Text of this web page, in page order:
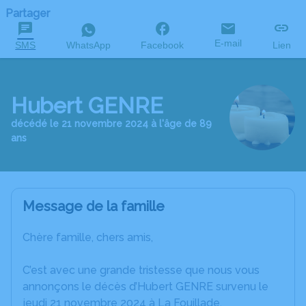
Partager
SMS WhatsApp Facebook E-mail Lien
Hubert GENRE
décédé le 21 novembre 2024 à l'âge de 89
ans
Message de la famille
Chère famille, chers amis,
C’est avec une grande tristesse que nous vous
annonçons le décès d’Hubert GENRE survenu le
jeudi 21 novembre 2024 à La Fouillade.